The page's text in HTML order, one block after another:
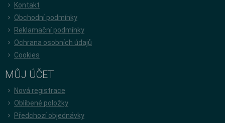
Kontakt
Obchodní podmínky
Reklamační podmínky
Ochrana osobních údajů
Cookies
MŮJ ÚČET
Nová registrace
Oblíbené položky
Předchozí objednávky